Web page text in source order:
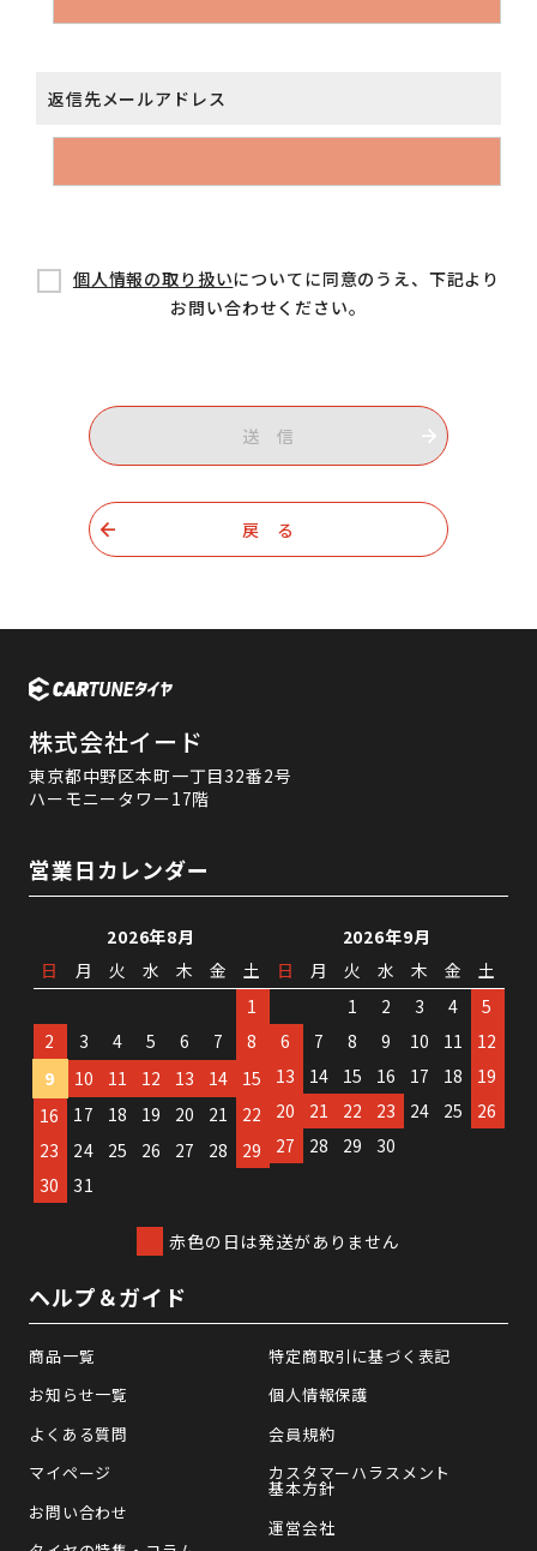
返信先メールアドレス
個人情報の取り扱いについてに同意のうえ、下記より
お問い合わせください。
送 信
戻 る
株式会社イード
東京都中野区本町一丁目32番2号
ハーモニータワー17階
営業日カレンダー
2026年8月
日
月 火 水 木 金
土
1
2
3 4 5 6 7
8
9
10 11 12 13 14
15
16
17 18 19 20 21
22
23
24 25 26 27 28
29
30
31
2026年9月
日
月 火 水 木 金
土
1
2 3 4
5
6
7 8 9 10 11
12
13
14 15 16 17 18
19
20
21 22 23 24 25
26
27
28 29 30
赤色の日は発送がありません
ヘルプ＆ガイド
商品一覧
お知らせ一覧
よくある質問
マイページ
お問い合わせ
特定商取引に基づく表記
個人情報保護
会員規約
カスタマーハラスメント
基本方針
運営会社